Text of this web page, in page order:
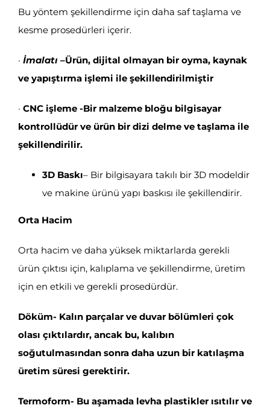
Bu yöntem şekillendirme için daha saf taşlama ve
kesme prosedürleri içerir.
· İmalatı –Ürün, dijital olmayan bir oyma, kaynak
ve yapıştırma işlemi ile şekillendirilmiştir
· CNC işleme -Bir malzeme bloğu bilgisayar
kontrollüdür ve ürün bir dizi delme ve taşlama ile
şekillendirilir.
3D Baskı– Bir bilgisayara takılı bir 3D modeldir
ve makine ürünü yapı baskısı ile şekillendirir.
Orta Hacim
Orta hacim ve daha yüksek miktarlarda gerekli
ürün çıktısı için, kalıplama ve şekillendirme, üretim
için en etkili ve gerekli prosedürdür.
Döküm- Kalın parçalar ve duvar bölümleri çok
olası çıktılardır, ancak bu, kalıbın
soğutulmasından sonra daha uzun bir katılaşma
üretim süresi gerektirir.
Termoform- Bu aşamada levha plastikler ısıtılır ve